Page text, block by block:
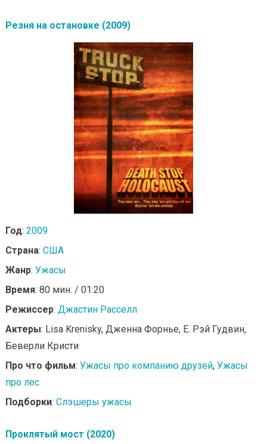
Резня на остановке (2009)
Год: 2009
Страна: США
Жанр: Ужасы
Время: 80 мин. / 01:20
Режиссер: Джастин Расселл
Актеры: Lisa Krenisky, Дженна Форнье, Е. Рэй Гудвин,
Беверли Кристи
Про что фильм: Ужасы про компанию друзей, Ужасы
про лес
Подборки: Слэшеры ужасы
Проклятый мост (2020)